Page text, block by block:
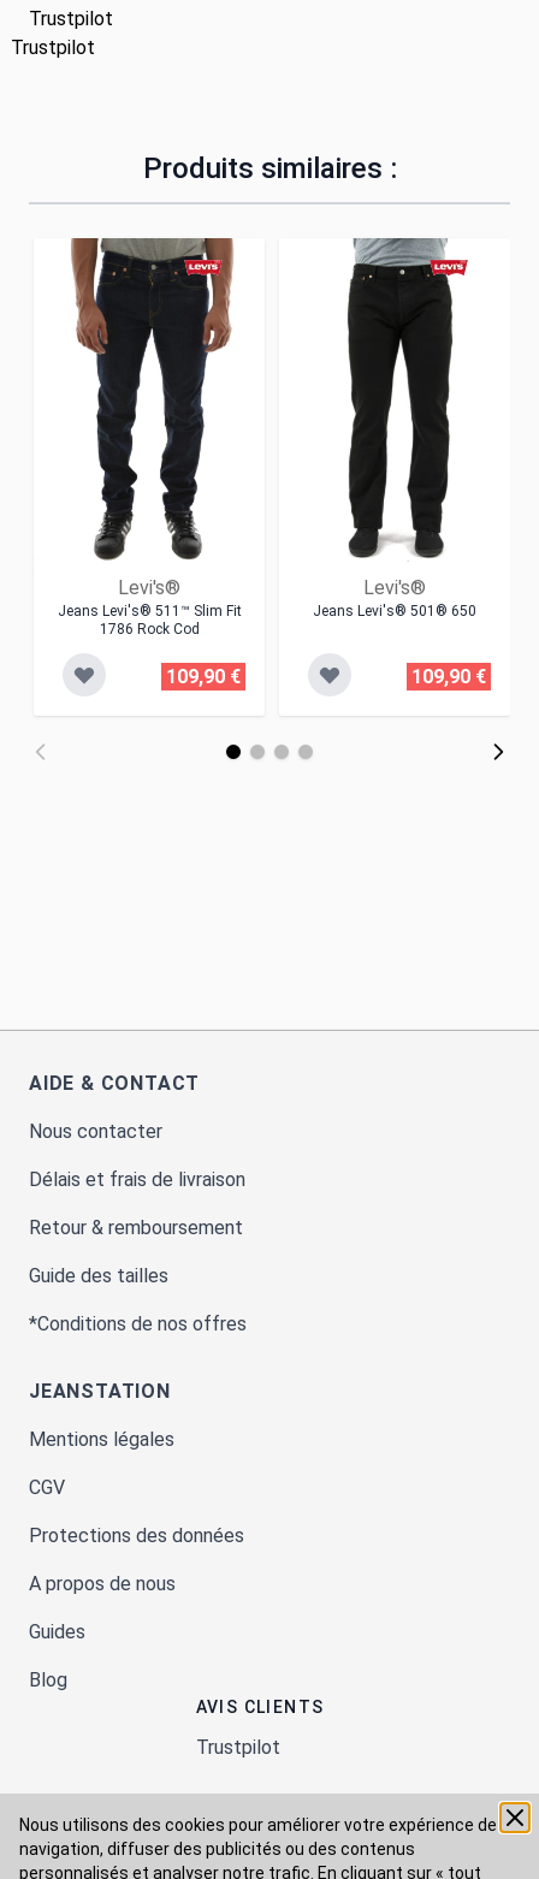
Nous utilisons des cookies pour améliorer votre expérience de
navigation, diffuser des publicités ou des contenus
personnalisés et analyser notre trafic. En cliquant sur « tout
Trustpilot
Trustpilot
Produits similaires :
Levi's®
Jeans Levi's® 511™ Slim Fit
1786 Rock Cod
109,90 €
Levi's®
Jeans Levi's® 501® 650
109,90 €
AIDE & CONTACT
Nous contacter
Délais et frais de livraison
Retour & remboursement
Guide des tailles
*Conditions de nos offres
JEANSTATION
Mentions légales
CGV
Protections des données
A propos de nous
Guides
Blog
AVIS CLIENTS
Trustpilot
Moyens de paiement